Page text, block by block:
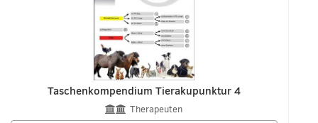
Taschenkompendium Tierakupunktur 4
Therapeuten